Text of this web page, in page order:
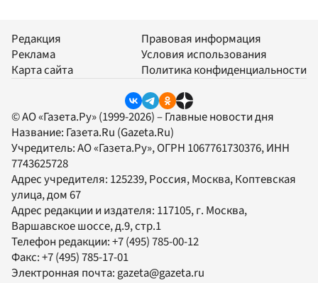
Редакция
Реклама
Карта сайта
Правовая информация
Условия использования
Политика конфиденциальности
© АО «Газета.Ру» (1999-2026) – Главные новости дня
Название: Газета.Ru (Gazeta.Ru)
Учредитель:АО «Газета.Ру», ОГРН 1067761730376, ИНН
7743625728
Адрес учредителя: 125239, Россия, Москва, Коптевская
улица, дом 67
Адрес редакции и издателя: 117105, г. Москва,
Варшавское шоссе, д.9, стр.1
Телефон редакции:+7 (495) 785-00-12
Факс:+7 (495) 785-17-01
Электронная почта:gazeta@gazeta.ru